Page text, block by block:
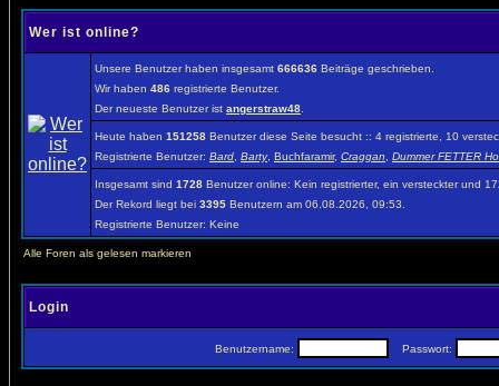
Wer ist online?
Unsere Benutzer haben insgesamt 666636 Beiträge geschrieben.
Wir haben 486 registrierte Benutzer.
Der neueste Benutzer ist angerstraw48
Heute haben 151258 Benutzer diese Seite besucht :: 4 registrierte, 10
Registrierte Benutzer: Bard Barty, Buchfaramir, Craggan Dummer FETTER
Insgesamt sind 1728 Benutzer online: Kein registrierter, ein versteckter und
Der Rekord liegt bei 3395 Benutzern am 06.08.2026, 09:53.
Registrierte Benutzer: Keine
Alle Foren als gelesen markieren
Login
Benutzername: Passwort: